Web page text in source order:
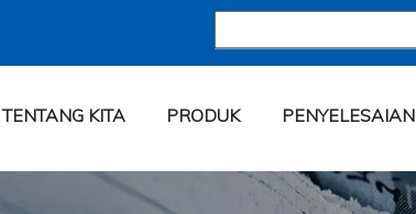
TENTANG KITA PRODUK PENYELESAIAN